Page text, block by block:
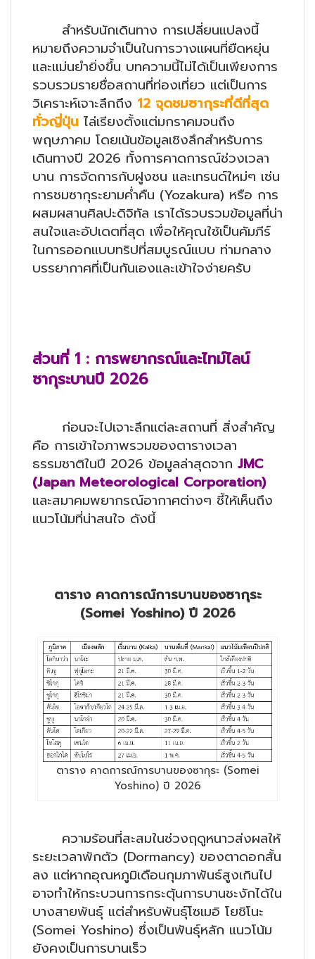
สำหรับนักเดินทาง การเปลี่ยนแปลงนี้
หมายถึงความจำเป็นในการวางแผนที่ยืดหยุ่น
และแม่นยำยิ่งขึ้น บทความนี้ไม่ได้เป็นเพียงการ
รวบรวมรายชื่อสถานที่ท่องเที่ยว แต่เป็นการ
วิเคราะห์เจาะลึกถึง 12 จุดชมซากุระที่ดีที่สุด
ทั่วญี่ปุ่น ไล่เรียงตั้งแต่มกราคมจนถึง
พฤษภาคม โดยเน้นข้อมูลเชิงลึกสำหรับการ
เดินทางปี 2026 ทั้งการคาดการณ์ช่วงเวลา
บาน การจัดการกับฝูงชน และเทรนด์ใหม่ๆ เช่น
การชมซากุระยามค่ำคืน (Yozakura) หรือ การ
ผสมผสานศิลปะดิจิทัล เราได้รวบรวมข้อมูลที่น่า
สนใจและอัปเดตที่สุด เพื่อให้คุณใช้เป็นคัมภีร์
ในการออกแบบทริปที่สมบูรณ์แบบ ท่ามกลาง
บรรยากาศที่เป็นกันเองและเข้าใจง่ายครับ
ส่วนที่ 1 : การพยากรณ์และไทม์ไลน์
ซากุระบานปี 2026
ก่อนจะไปเจาะลึกแต่ละสถานที่ สิ่งสำคัญ
คือ การเข้าใจภาพรวมของตารางเวลา
ธรรมชาติในปี 2026 ข้อมูลล่าสุดจาก JMC
(Japan Meteorological Corporation)
และสมาคมพยากรณ์อากาศต่างๆ ชี้ให้เห็นถึง
แนวโน้มที่น่าสนใจ ดังนี้
ตาราง คาดการณ์การบานของซากุระ
(Somei Yoshino) ปี 2026
ตาราง คาดการณ์การบานของซากุระ (Somei
Yoshino) ปี 2026
ความร้อนที่สะสมในช่วงฤดูหนาวส่งผลให้
ระยะเวลาพักตัว (Dormancy) ของตาดอกสั้น
ลง แต่หากอุณหภูมิเดือนกุมภาพันธ์สูงเกินไป
อาจทำให้กระบวนการกระตุ้นการบานชะงักได้ใน
บางสายพันธุ์ แต่สำหรับพันธุ์โซเมอิ โยชิโนะ
(Somei Yoshino) ซึ่งเป็นพันธุ์หลัก แนวโน้ม
ยังคงเป็นการบานเร็ว